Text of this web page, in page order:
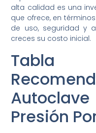
alta calidad es una
que ofrece, en
de uso, seguridad y
creces su costo inicial.
Tabla
Presión